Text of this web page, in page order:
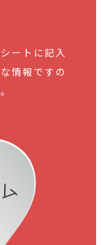
ートに記入
情報ですの